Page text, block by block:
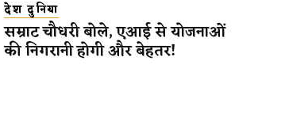
देश दुनिया
सम्राट चौधरी बोले, एआई से योजनाओं
की निगरानी होगी और बेहतर!